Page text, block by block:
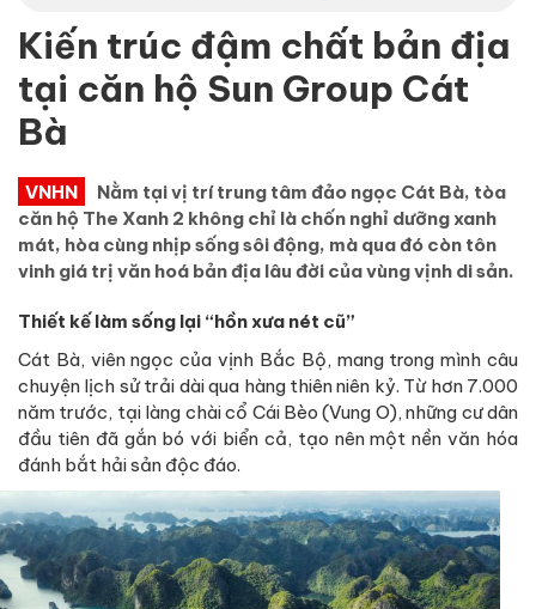
Kiến trúc đậm chất bản địa
tại căn hộ Sun Group Cát
Bà
VNHN
Nằm tại vị trí trung tâm đảo ngọc Cát Bà, tòa
căn hộ The Xanh 2 không chỉ là chốn nghỉ dưỡng xanh
mát, hòa cùng nhịp sống sôi động, mà qua đó còn tôn
vinh giá trị văn hoá bản địa lâu đời của vùng vịnh di sản.
Thiết kế làm sống lại “hồn xưa nét cũ”
Cát Bà, viên ngọc của vịnh Bắc Bộ, mang trong mình câu
chuyện lịch sử trải dài qua hàng thiên niên kỷ. Từ hơn 7.000
năm trước, tại làng chài cổ Cái Bèo (Vung O), những cư dân
đầu tiên đã gắn bó với biển cả, tạo nên một nền văn hóa
đánh bắt hải sản độc đáo.